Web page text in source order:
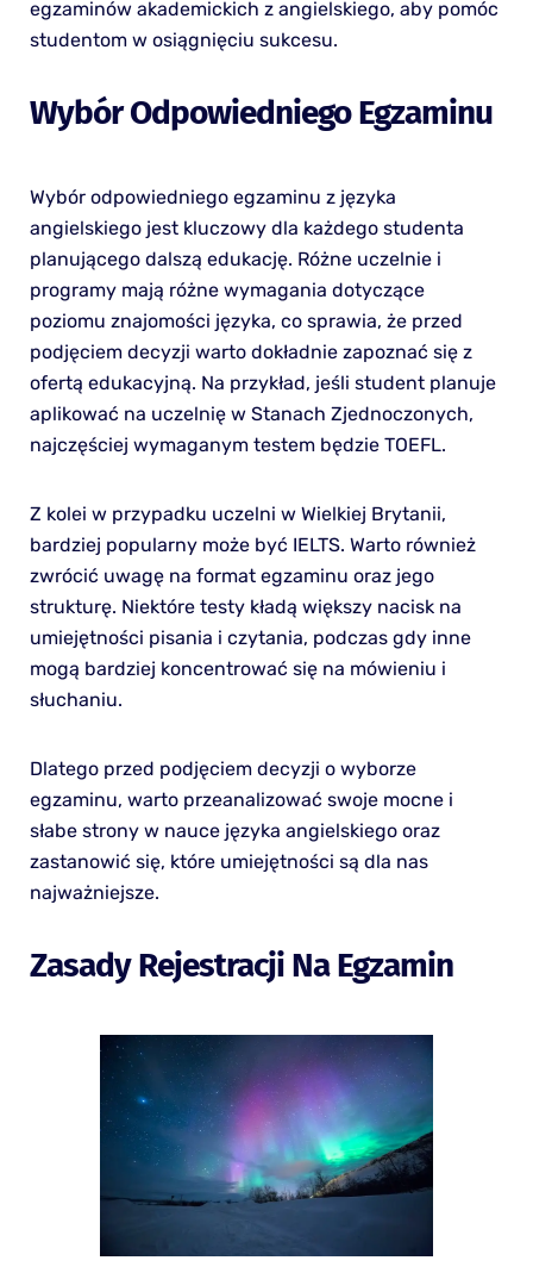
egzaminów akademickich z angielskiego, aby pomóc
studentom w osiągnięciu sukcesu.
Wybór Odpowiedniego Egzaminu
Wybór odpowiedniego egzaminu z języka
angielskiego jest kluczowy dla każdego studenta
planującego dalszą edukację. Różne uczelnie i
programy mają różne wymagania dotyczące
poziomu znajomości języka, co sprawia, że przed
podjęciem decyzji warto dokładnie zapoznać się z
ofertą edukacyjną. Na przykład, jeśli student planuje
aplikować na uczelnię w Stanach Zjednoczonych,
najczęściej wymaganym testem będzie TOEFL.
Z kolei w przypadku uczelni w Wielkiej Brytanii,
bardziej popularny może być IELTS. Warto również
zwrócić uwagę na format egzaminu oraz jego
strukturę. Niektóre testy kładą większy nacisk na
umiejętności pisania i czytania, podczas gdy inne
mogą bardziej koncentrować się na mówieniu i
słuchaniu.
Dlatego przed podjęciem decyzji o wyborze
egzaminu, warto przeanalizować swoje mocne i
słabe strony w nauce języka angielskiego oraz
zastanowić się, które umiejętności są dla nas
najważniejsze.
Zasady Rejestracji Na Egzamin